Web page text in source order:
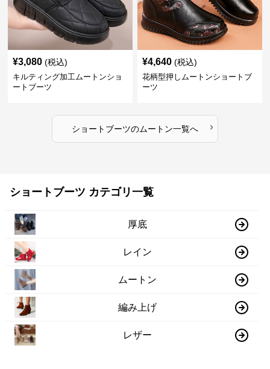
¥3,080 (税込)
キルティング加工ムートンショ
ートブーツ
¥4,640 (税込)
花柄型押しムートンショートブ
ーツ
ショートブーツのムートン一覧へ ›
ショートブーツ カテゴリ一覧
厚底
レイン
ムートン
編み上げ
レザー